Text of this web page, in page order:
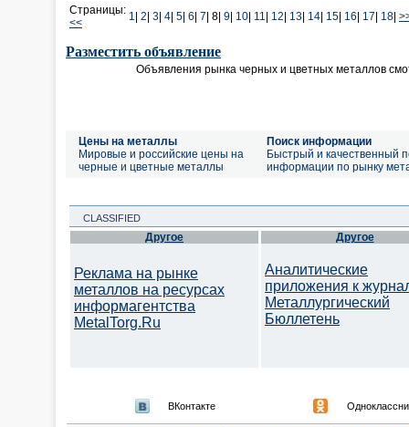
Страницы:
<<
1 2 3 4 5 6 7 8| 9 10 11 12 13 14 15 16 17 18
Разместить объявление
Объявления рынка черных и цветных металлов
Цены на металлы
Мировые и российские цены на
черные и цветные металлы
Поиск информации
Быстрый и качественный
информации по рынку
CLASSIFIED
Другое
Реклама на рынке
металлов на ресурсах
информагентства
MetalTorg.Ru
Другое
Аналитические
приложения к
Металлургический
Бюллетень
ВКонтакте